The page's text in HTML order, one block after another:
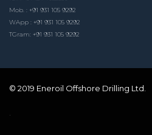
Mob. : +91 931 105 9292
WApp : +91 931 105 9292
TGram: +91 931 105 9292
© 2019 Eneroil Offshore Drilling Ltd.
.